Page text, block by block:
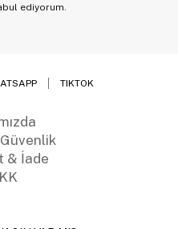
ediyorum.
TIKTOK
& İade